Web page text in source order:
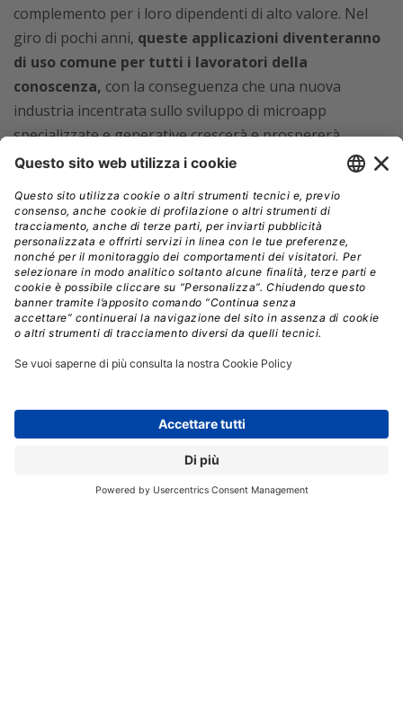
complemento per i loro dipendenti di alto valore. Nel
giro di pochi anni, queste applicazioni diventeranno
di uso comune per tutti i lavoratori della
conoscenza, con la conseguenza che una nuova
industria incentrata sullo sviluppo di microapp
specializzate e generative crescerà e prospererà.
generative?
“A differenza di un utente che si interfaccia
direttamente con un LLM,una microapp ha un
insieme preprogrammato di richieste che
affrontano un numero mirato di compiti per conto